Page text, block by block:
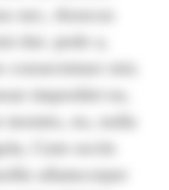
nec, rhoncus
dui. pede a,
nisi.
imperdiet eu,
eu, nulla
Cum sociis
ullamcorper